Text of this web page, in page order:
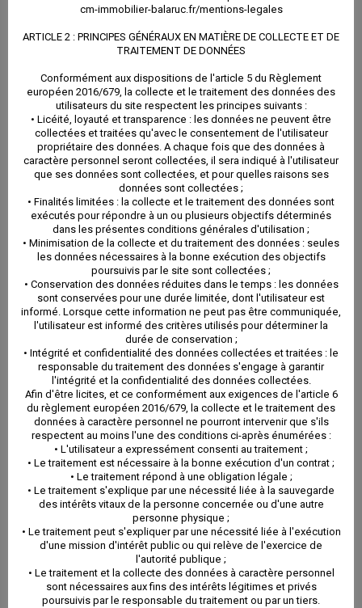
Le responsable du traitement conservera dans ses
systèmes informatiques du site et dans des
conditions raisonnables de sécurité l’ensemble des
données collectées pour une durée de : 5 ans à
compter de la fin des relations avec le client.
La collecte et le traitement des données répondent
aux finalités suivantes :
L’adresse mail et le nom sont utilisés pour
recontacter le client.
B. TRANSMISSION DES DONNÉES A DES TIERS
Les données peuvent être transmises au(x) tiers ci-
après énuméré(s) :
Logiciel hébergeur de l’extranet (ICS)
C. HÉBERGEMENT DES DONNÉES
Le site Cabinet immobilier Rouxel-Ripoll est hébergé
par : PlanetHoster, dont le siège est situé à l’adresse
cm-immobilier-balaruc.fr/mentions-legales
ARTICLE 2 : PRINCIPES GÉNÉRAUX EN MATIÈRE DE COLLECTE ET DE
TRAITEMENT DE DONNÉES
Conformément aux dispositions de l'article 5 du Règlement
européen 2016/679, la collecte et le traitement des données des
utilisateurs du site respectent les principes suivants :
• Licéité, loyauté et transparence : les données ne peuvent être
collectées et traitées qu'avec le consentement de l'utilisateur
propriétaire des données. A chaque fois que des données à
caractère personnel seront collectées, il sera indiqué à l'utilisateur
que ses données sont collectées, et pour quelles raisons ses
données sont collectées ;
• Finalités limitées : la collecte et le traitement des données sont
exécutés pour répondre à un ou plusieurs objectifs déterminés
dans les présentes conditions générales d'utilisation ;
• Minimisation de la collecte et du traitement des données : seules
les données nécessaires à la bonne exécution des objectifs
poursuivis par le site sont collectées ;
• Conservation des données réduites dans le temps : les données
sont conservées pour une durée limitée, dont l'utilisateur est
informé. Lorsque cette information ne peut pas être communiquée,
l'utilisateur est informé des critères utilisés pour déterminer la
durée de conservation ;
• Intégrité et confidentialité des données collectées et traitées : le
responsable du traitement des données s'engage à garantir
l'intégrité et la confidentialité des données collectées.
Afin d'être licites, et ce conformément aux exigences de l'article 6
du règlement européen 2016/679, la collecte et le traitement des
données à caractère personnel ne pourront intervenir que s'ils
respectent au moins l'une des conditions ci-après énumérées :
• L'utilisateur a expressément consenti au traitement ;
• Le traitement est nécessaire à la bonne exécution d'un contrat ;
• Le traitement répond à une obligation légale ;
• Le traitement s'explique par une nécessité liée à la sauvegarde
des intérêts vitaux de la personne concernée ou d'une autre
personne physique ;
• Le traitement peut s'expliquer par une nécessité liée à l'exécution
d'une mission d'intérêt public ou qui relève de l'exercice de
l'autorité publique ;
• Le traitement et la collecte des données à caractère personnel
sont nécessaires aux fins des intérêts légitimes et privés
poursuivis par le responsable du traitement ou par un tiers.